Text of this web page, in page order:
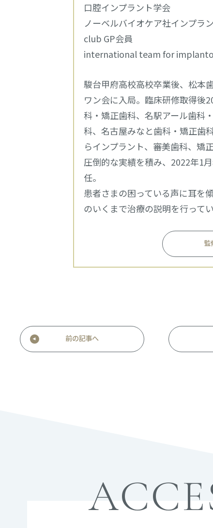
口腔インプラント学会
ノーベルバイオケア社インプラ
club GP会員
international team for
駿台甲府高校高校卒業後、松本
ワン会に入局。臨床研修取得後
科・矯正歯科、名駅アール歯科
科、名古屋みなと歯科・矯正歯
らインプラント、審美歯科、矯
圧倒的な実績を積み、2022年1
任。
患者さまの困っている声に耳を
のいくまで治療の説明を行ってい
監
前の記事へ